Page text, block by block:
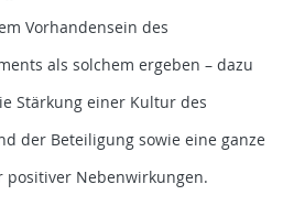
Vorhandensein des
als solchem ergeben – dazu
Stärkung einer Kultur des
der Beteiligung sowie eine ganze
positiver Nebenwirkungen.